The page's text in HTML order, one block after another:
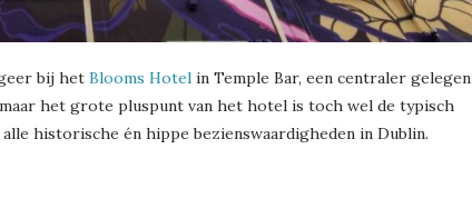
bij het Blooms Hotel in Temple Bar, een centraler gelegen
het grote pluspunt van het hotel is toch wel de typisch
historische én hippe bezienswaardigheden in Dublin.